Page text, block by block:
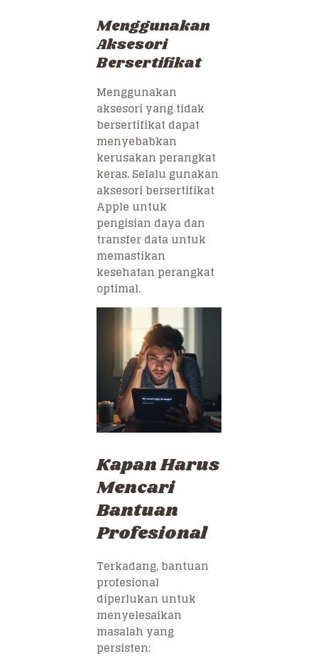
Menggunakan
Aksesori
Bersertifikat
Menggunakan
aksesori yang tidak
bersertifikat dapat
menyebabkan
kerusakan perangkat
keras. Selalu gunakan
aksesori bersertifikat
Apple untuk
pengisian daya dan
transfer data untuk
memastikan
kesehatan perangkat
optimal.
Kapan Harus
Mencari
Bantuan
Profesional
Terkadang, bantuan
profesional
diperlukan untuk
menyelesaikan
masalah yang
persisten: